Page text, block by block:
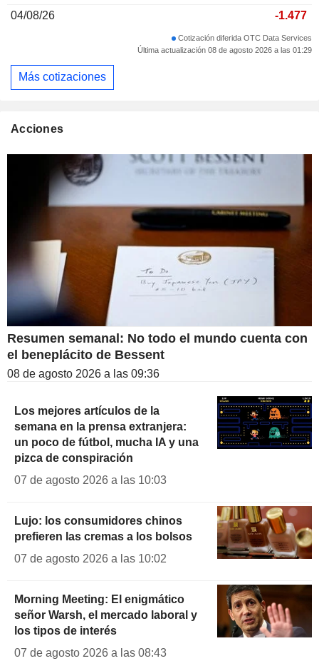
04/08/26
-1.477
Cotización diferida OTC Data Services
Última actualización 08 de agosto 2026 a las 01:29
Más cotizaciones
Acciones
Resumen semanal: No todo el mundo cuenta con
el beneplácito de Bessent
08 de agosto 2026 a las 09:36
Los mejores artículos de la
semana en la prensa extranjera:
un poco de fútbol, mucha IA y una
pizca de conspiración
07 de agosto 2026 a las 10:03
Lujo: los consumidores chinos
prefieren las cremas a los bolsos
07 de agosto 2026 a las 10:02
Morning Meeting: El enigmático
señor Warsh, el mercado laboral y
los tipos de interés
07 de agosto 2026 a las 08:43